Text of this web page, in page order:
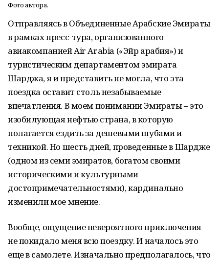
Фото автора.
Отправляясь в Объединенные Арабские Эмираты
в рамках пресс-тура, организованного
авиакомпаниейAirArabia(«Эйр арабия») и
туристическим департаментом эмирата
Шарджа, я и представить не могла, что эта
поездка оставит столь незабываемые
впечатления. В моем понимании Эмираты – это
изобилующая нефтью страна, в которую
полагается ездить за дешевыми шубами и
техникой. Но шесть дней, проведенные в Шардже
(одном из семи эмиратов, богатом своими
историческими и культурными
достопримечательностями), кардинально
изменили мое мнение.
Вообще, ощущение невероятного приключения
не покидало меня всю поездку. И началось это
еще в самолете. Изначально предполагалось, что